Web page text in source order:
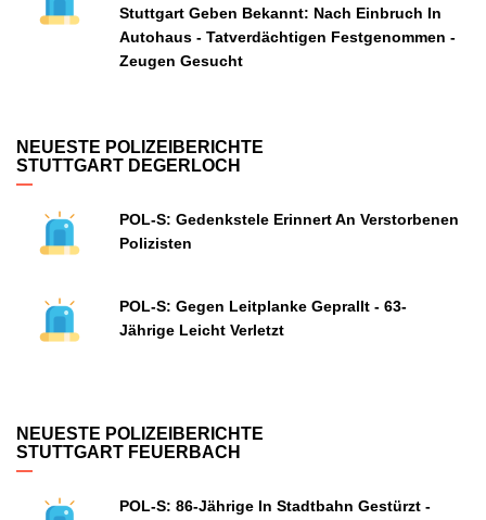
Stuttgart Geben Bekannt: Nach Einbruch In
Autohaus - Tatverdächtigen Festgenommen -
Zeugen Gesucht
NEUESTE POLIZEIBERICHTE
STUTTGART DEGERLOCH
POL-S: Gedenkstele Erinnert An Verstorbenen
Polizisten
POL-S: Gegen Leitplanke Geprallt - 63-
Jährige Leicht Verletzt
NEUESTE POLIZEIBERICHTE
STUTTGART FEUERBACH
POL-S: 86-Jährige In Stadtbahn Gestürzt -